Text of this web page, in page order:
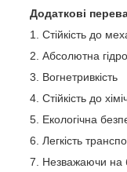
Додаткові
Стійкість до
Абсолютна
Вогнетривкість
Стійкість до
Екологічна
Легкість
Незважаючи на